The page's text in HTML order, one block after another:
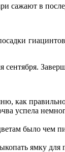
сажают в
как
успела
было чем
ямку для